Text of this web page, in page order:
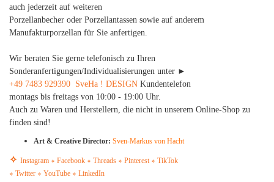
auch jederzeit auf weiteren
Porzellanbecher oder Porzellantassen sowie auf anderem
Manufakturporzellan für Sie anfertigen.
Wir beraten Sie gerne telefonisch zu Ihren
Sonderanfertigungen/Individualisierungen unter ►
+49 7483 929390 SveHa ! DESIGN Kundentelefon
montags bis freitags von 10:00 - 19:00 Uhr.
Auch zu Waren und Herstellern, die nicht in unserem Online-Shop zu
finden sind!
Art & Creative Director: Sven-Markus von Hacht
✧ Instagram ✧ Facebook ✧ Threads ✧ Pinterest ✧ TikTok
✧ Twitter ✧ YouTube ✧ LinkedIn